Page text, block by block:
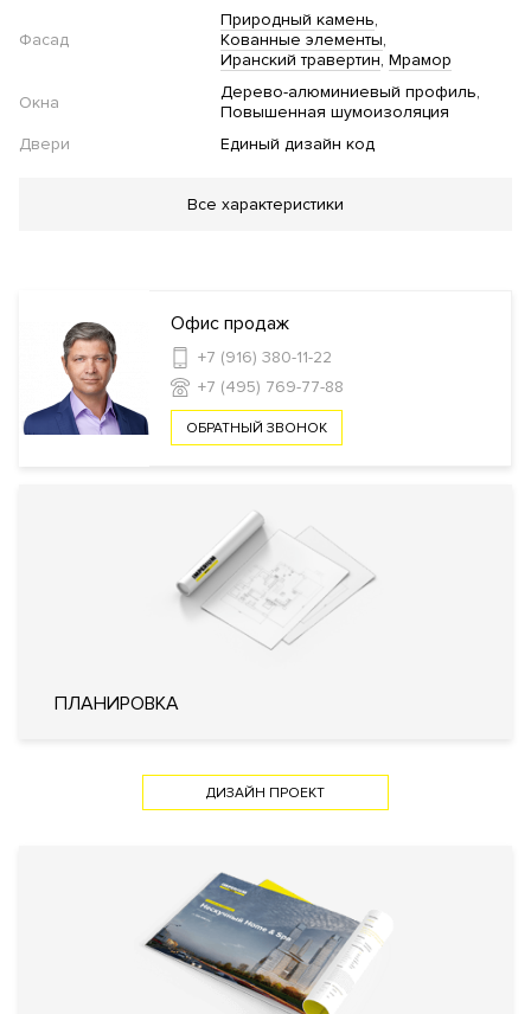
Фасад
Природный камень
Кованные элементы
Иранский травертин Мрамор
Окна
Дерево-алюминиевый профиль
Повышенная шумоизоляция
Двери
Единый дизайн код
Консьерж сервис
Безопасность
Закрытый внутренний двор
Технические параметры
сигнализации
Системы кондиционирования
Центральное
Приточно-вытяжная
Индивидуальный тепловой пункт
ThyssenKrupp (Германия)
Все характеристики
Офис продаж
+7 (916) 380-11-22
+7 (495) 769-77-88
ОБРАТНЫЙ ЗВОНОК
ПЛАНИРОВКА
ДИЗАЙН ПРОЕКТ